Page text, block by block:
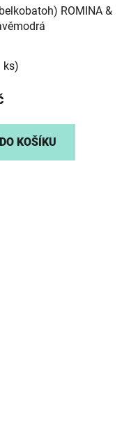
ROMINA &
ks)
DO KOŠÍKU